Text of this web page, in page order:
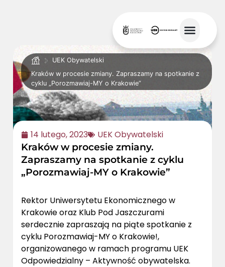
UEK Obywatelski
Kraków w procesie zmiany. Zapraszamy na spotkanie z
cyklu „Porozmawiaj-MY o Krakowie”
14 lutego, 2023 UEK Obywatelski
Kraków w procesie zmiany.
Zapraszamy na spotkanie z cyklu
„Porozmawiaj-MY o Krakowie”
Rektor Uniwersytetu Ekonomicznego w
Krakowie oraz Klub Pod Jaszczurami
serdecznie zapraszają na piąte spotkanie z
cyklu Porozmawiaj-MY o Krakowie!,
organizowanego w ramach programu UEK
Odpowiedzialny – Aktywność obywatelska.